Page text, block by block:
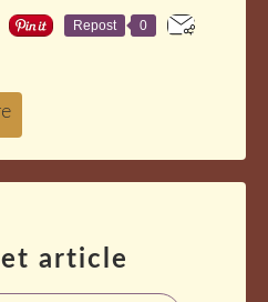
Repost 0
article